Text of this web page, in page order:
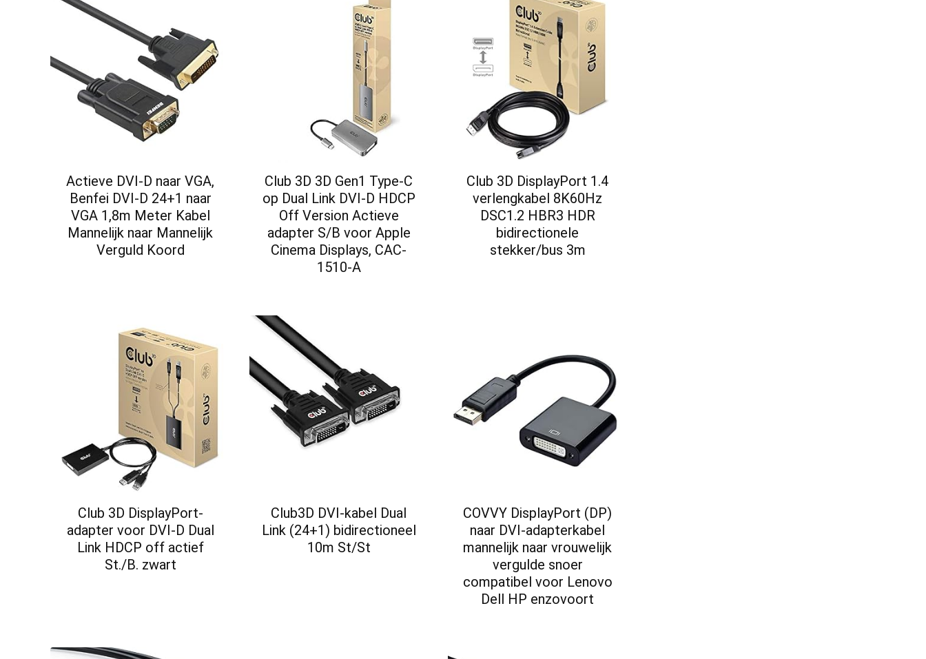
Actieve DVI-D naar VGA,
Benfei DVI-D 24+1 naar
VGA 1,8m Meter Kabel
Mannelijk naar Mannelijk
Verguld Koord
Club 3D 3D Gen1 Type-C
op Dual Link DVI-D HDCP
Off Version Actieve
adapter S/B voor Apple
Cinema Displays, CAC-
1510-A
Club 3D DisplayPort 1.4
verlengkabel 8K60Hz
DSC1.2 HBR3 HDR
bidirectionele
stekker/bus 3m
Club 3D DisplayPort-
adapter voor DVI-D Dual
Link HDCP off actief
St./B. zwart
Club3D DVI-kabel Dual
Link (24+1) bidirectioneel
10m St/St
COVVY DisplayPort (DP)
naar DVI-adapterkabel
mannelijk naar vrouwelijk
vergulde snoer
compatibel voor Lenovo
Dell HP enzovoort